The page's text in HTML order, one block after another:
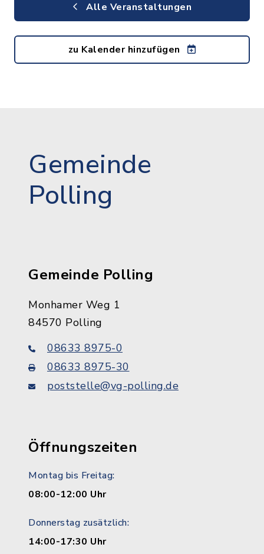
Alle Veranstaltungen
zu Kalender hinzufügen
Gemeinde
Polling
Gemeinde Polling
Monhamer Weg 1
84570 Polling
08633 8975-0
08633 8975-30
poststelle@vg-polling.de
Öffnungszeiten
Montag bis Freitag:
08:00-12:00 Uhr
Donnerstag zusätzlich:
14:00-17:30 Uhr